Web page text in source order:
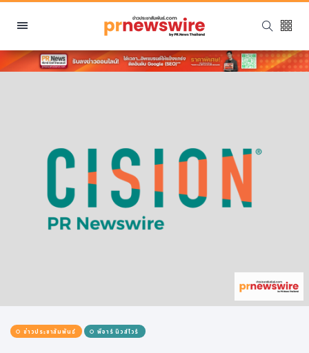
หมวดหมู่
พีอาร์ นิวส์ไวร์
นักแสดง, นักร้อง, โมเดล
อินฟลูเอนเซอร์
กีฬา
ข่าวประชาสัมพันธ์ พีอาร์ นิวส์ไวร์